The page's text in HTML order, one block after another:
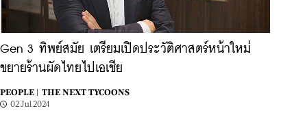
Gen 3 ทิพย์สมัย เตรียมเปิดประวัติศาสตร์หน้าใหม่
ขยายร้านผัดไทยไปเอเชีย
PEOPLE |
THE NEXT TYCOONS
02 Jul 2024